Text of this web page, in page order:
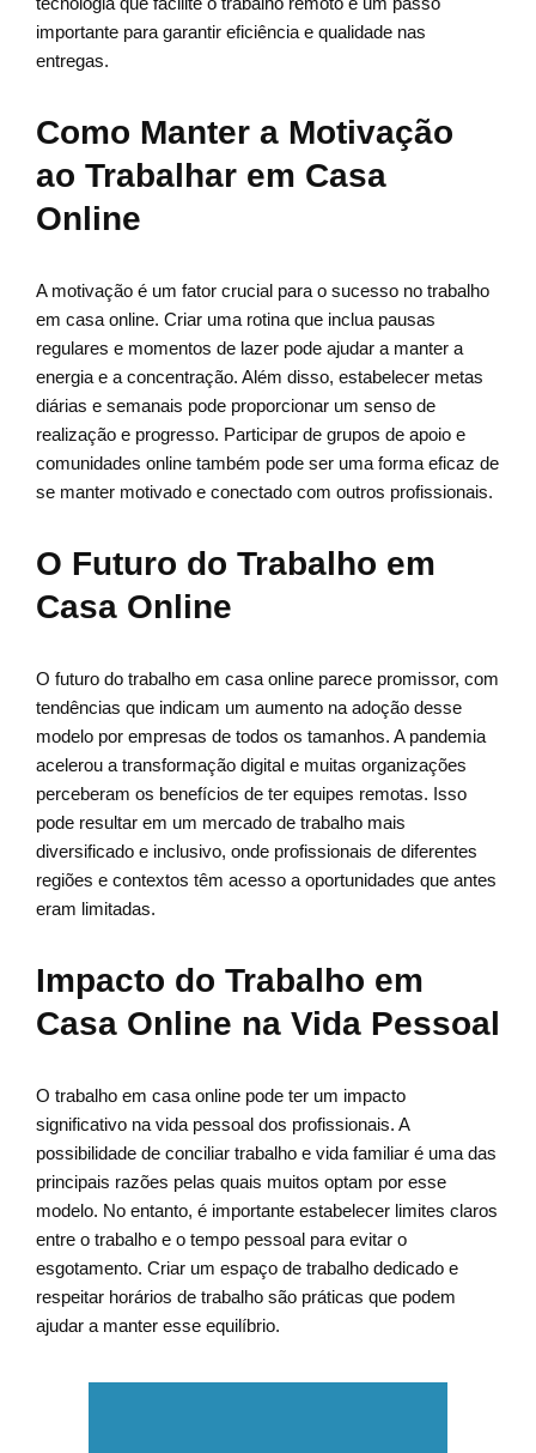
importante para garantir eficiência e qualidade nas
entregas.
Como Manter a Motivação
ao Trabalhar em Casa
Online
A motivação é um fator crucial para o sucesso no trabalho
em casa online. Criar uma rotina que inclua pausas
regulares e momentos de lazer pode ajudar a manter a
energia e a concentração. Além disso, estabelecer metas
diárias e semanais pode proporcionar um senso de
realização e progresso. Participar de grupos de apoio e
comunidades online também pode ser uma forma eficaz de
se manter motivado e conectado com outros profissionais.
O Futuro do Trabalho em
Casa Online
O futuro do trabalho em casa online parece promissor, com
tendências que indicam um aumento na adoção desse
modelo por empresas de todos os tamanhos. A pandemia
acelerou a transformação digital e muitas organizações
perceberam os benefícios de ter equipes remotas. Isso
pode resultar em um mercado de trabalho mais
diversificado e inclusivo, onde profissionais de diferentes
regiões e contextos têm acesso a oportunidades que antes
eram limitadas.
Impacto do Trabalho em
Casa Online na Vida Pessoal
O trabalho em casa online pode ter um impacto
significativo na vida pessoal dos profissionais. A
possibilidade de conciliar trabalho e vida familiar é uma das
principais razões pelas quais muitos optam por esse
modelo. No entanto, é importante estabelecer limites claros
entre o trabalho e o tempo pessoal para evitar o
esgotamento. Criar um espaço de trabalho dedicado e
respeitar horários de trabalho são práticas que podem
ajudar a manter esse equilíbrio.